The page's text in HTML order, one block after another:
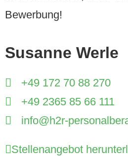
Bewerbung!
Susanne Werle
+49 172 70 88 270
+49 2365 85 66 111
info@h2r-
Stellenangebot